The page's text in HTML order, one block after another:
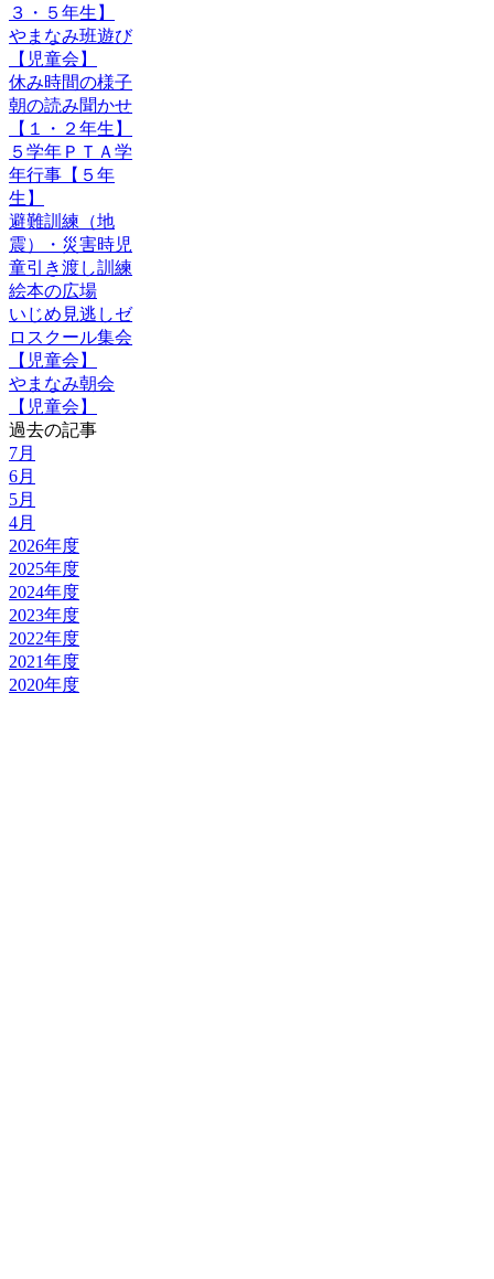
３・５年生】
やまなみ班遊び
【児童会】
休み時間の様子
朝の読み聞かせ
【１・２年生】
５学年ＰＴＡ学
年行事【５年
生】
避難訓練（地
震）・災害時児
童引き渡し訓練
絵本の広場
いじめ見逃しゼ
ロスクール集会
【児童会】
やまなみ朝会
【児童会】
過去の記事
7月
6月
5月
4月
2026年度
2025年度
2024年度
2023年度
2022年度
2021年度
2020年度